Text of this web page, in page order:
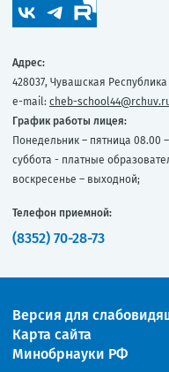
Адрес:
428037, Чувашская
e-mail: cheb-
График работы лицея:
Понедельник – пятница 08.00 –
суббота - платные
воскресенье – выходной;
Телефон приемной:
(8352) 70-28-73
Версия для
Карта сайта
Минобрнауки РФ